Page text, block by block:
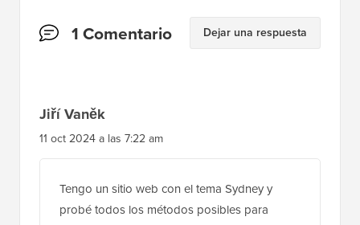
recursos relacionados con WordPress que
todo profesional debería tener!
Interacciones
del
lector
1 Comentario Dejar una respuesta